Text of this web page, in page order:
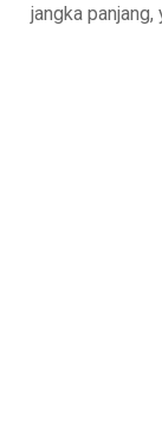
jangka panjang,